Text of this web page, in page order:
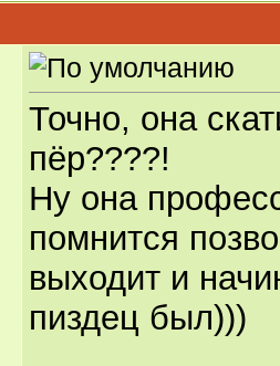
Точно, она
пёр????!
Ну она
помнится
выходит и
пиздец был)))